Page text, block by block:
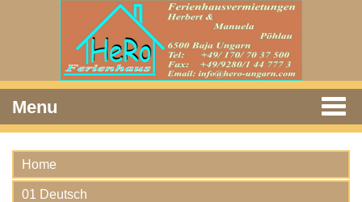
Menu
Home
01 Deutsch